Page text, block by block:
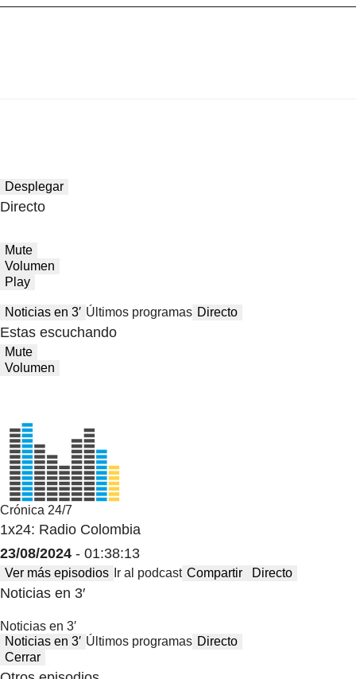
Desplegar
Directo
Mute
Volumen
Play
Noticias en 3′ Últimos programas Directo
Estas escuchando
Mute
Volumen
Crónica 24/7
1x24: Radio Colombia
23/08/2024 - 01:38:13
Ver más episodios Ir al podcast Compartir Directo
Noticias en 3′
Noticias en 3′
Noticias en 3′ Últimos programas Directo
Cerrar